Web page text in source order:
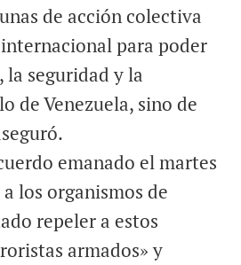
de acción colectiva
para poder
seguridad y la
de Venezuela, sino de
emanado el martes
los organismos de
repeler a estos
armados» y